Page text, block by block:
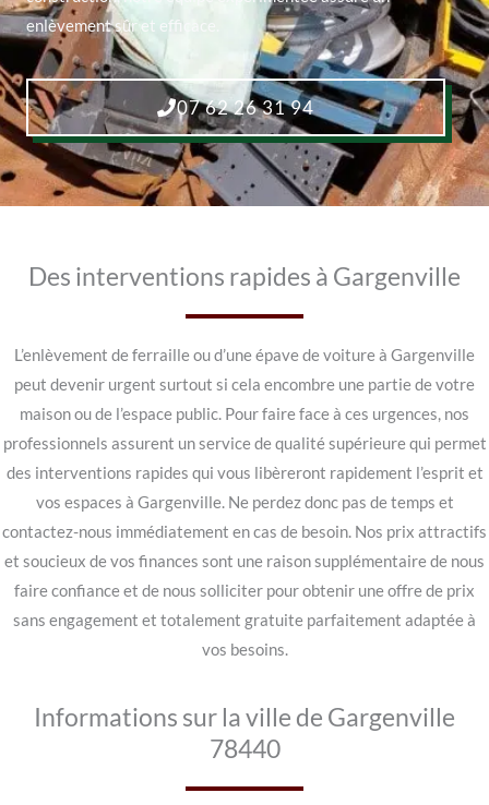
enlèvement sûr et efficace.
07 62 26 31 94
Des interventions rapides à Gargenville
L’enlèvement de ferraille ou d’une épave de voiture à Gargenville
peut devenir urgent surtout si cela encombre une partie de votre
maison ou de l’espace public. Pour faire face à ces urgences, nos
professionnels assurent un service de qualité supérieure qui permet
des interventions rapides qui vous libèreront rapidement l’esprit et
vos espaces à Gargenville. Ne perdez donc pas de temps et
contactez-nous immédiatement en cas de besoin. Nos prix attractifs
et soucieux de vos finances sont une raison supplémentaire de nous
faire confiance et de nous solliciter pour obtenir une offre de prix
sans engagement et totalement gratuite parfaitement adaptée à
vos besoins.
Informations sur la ville de Gargenville
78440